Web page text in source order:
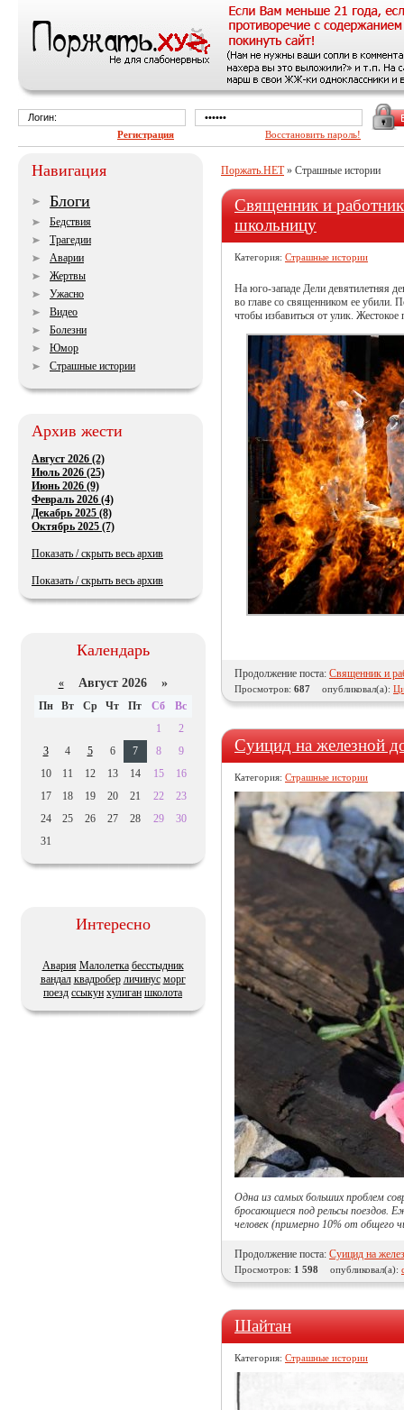
Поржать.НЕТ» Страшные истории
Священник и
школьницу
Категория: Страшные истории
На юго-западе Дели девятилетняя
во главе со священником ее убили.
чтобы избавиться от улик.
Продолжение поста: Священник и
Просмотров: 687 опубликовал(а):
Суицид на железной
Категория: Страшные истории
Одна из самых больших проблем
бросающиеся под рельсы поездов.
человек (примерно 10% от общего
Продолжение поста: Суицид на
Просмотров: 1 598 опубликовал(а):
Шайтан
Категория: Страшные истории
Навигация
Блоги
Бедствия
Трагедии
Аварии
Жертвы
Ужасно
Видео
Болезни
Юмор
Страшные истории
Архив жести
Август 2026 (2)
Июль 2026 (25)
Июнь 2026 (9)
Февраль 2026 (4)
Декабрь 2025 (8)
Октябрь 2025 (7)
Показать / скрыть весь архив
Показать / скрыть весь архив
Календарь
«Август 2026 »
Пн Вт Ср Чт Пт Сб
Вс
1
2
3
4 5 6 7 8
9
10
11 12 13 14 15
16
17
18 19 20 21 22
23
24
25 26 27 28 29
30
31
Интересно
Авария Малолетка бесстыдник
вандал квадробер личинус морг
поезд ссыкун хулиган школота
Регистрация Восстановить пароль!